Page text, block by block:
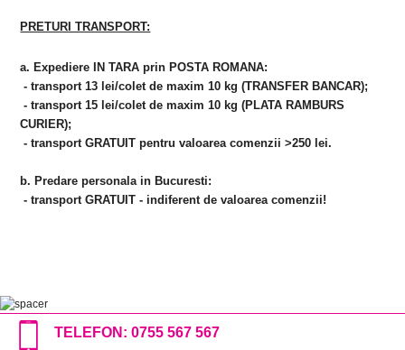
PRETURI TRANSPORT:
a. Expediere IN TARA prin POSTA ROMANA:
- transport 13 lei/colet de maxim 10 kg (TRANSFER BANCAR);
- transport 15 lei/colet de maxim 10 kg (PLATA RAMBURS
CURIER);
- transport GRATUIT pentru valoarea comenzii >250 lei.
b. Predare personala in Bucuresti:
- transport GRATUIT - indiferent de valoarea comenzii!
TELEFON: 0755 567 567